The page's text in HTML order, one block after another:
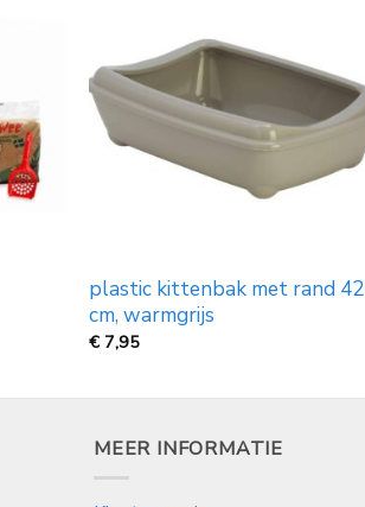
plastic kittenbak met rand 42
cm, warmgrijs
€ 7,95
MEER INFORMATIE